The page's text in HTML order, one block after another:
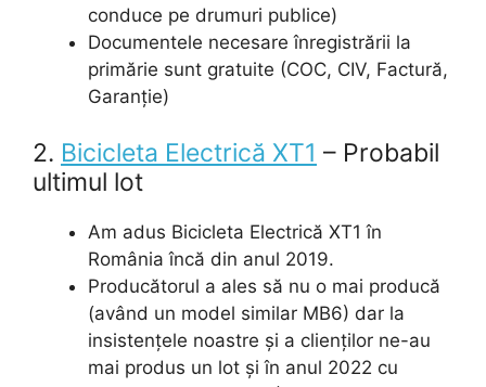
conduce pe drumuri publice)
Documentele necesare înregistrării la
primărie sunt gratuite (COC, CIV, Factură,
Garanție)
2. Bicicleta Electrică XT1 – Probabil
ultimul lot
Am adus Bicicleta Electrică XT1 în
România încă din anul 2019.
Producătorul a ales să nu o mai producă
(având un model similar MB6) dar la
insistențele noastre și a clienților ne-au
mai produs un lot și în anul 2022 cu